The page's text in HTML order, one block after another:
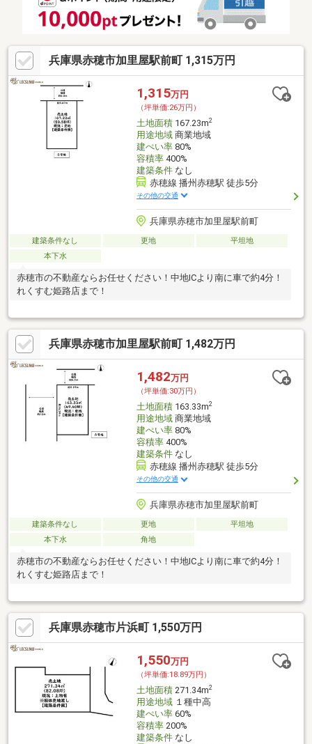
兵庫県赤穂市加里屋駅前町 1,315万円
1,315万円
（坪単価:26万円）
土地面積167.23m2
用途地域商業地域
建ぺい率80%
容積率400%
建築条件なし
赤穂線 播州赤穂駅 徒歩5分
その他の交通
兵庫県赤穂市加里屋駅前町
建築条件なし 更地
平坦地
本下水
赤穂市の不動産ならお任せください！中地ICより南に車で約4分！
れくすむ姫路店まで！
兵庫県赤穂市加里屋駅前町 1,482万円
1,482万円
（坪単価:30万円）
土地面積163.33m2
用途地域商業地域
建ぺい率80%
容積率400%
建築条件なし
赤穂線 播州赤穂駅 徒歩5分
その他の交通
兵庫県赤穂市加里屋駅前町
建築条件なし 更地
平坦地
本下水
角地
赤穂市の不動産ならお任せください！中地ICより南に車で約4分！
れくすむ姫路店まで！
兵庫県赤穂市片浜町 1,550万円
1,550万円
（坪単価:18.89万円）
土地面積271.34m2
用途地域１種中高
建ぺい率60%
容積率200%
建築条件なし